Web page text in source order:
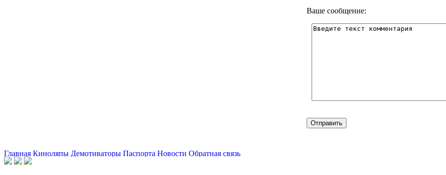
Ваше сообщение:
Главная Киноляпы Демотиваторы Паспорта Новости Обратная связь